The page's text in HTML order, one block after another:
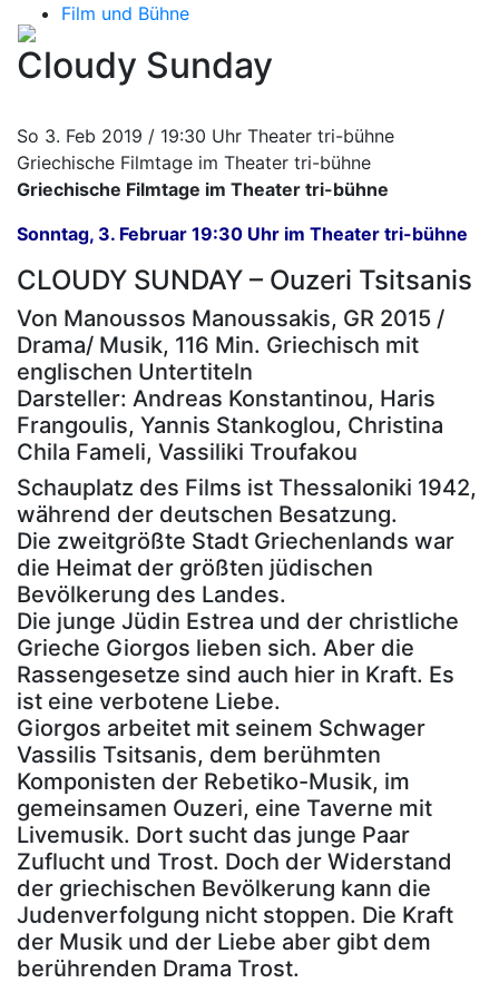
Film und Bühne
Cloudy Sunday
So 3. Feb 2019 / 19:30 Uhr Theater tri-bühne
Griechische Filmtage im Theater tri-bühne
Griechische Filmtage im Theater tri-bühne
Sonntag, 3. Februar 19:30 Uhr im Theater tri-bühne
CLOUDY SUNDAY – Ouzeri Tsitsanis
Von Manoussos Manoussakis, GR 2015 /
Drama/ Musik, 116 Min. Griechisch mit
englischen Untertiteln
Darsteller: Andreas Konstantinou, Haris
Frangoulis, Yannis Stankoglou, Christina
Chila Fameli, Vassiliki Troufakou
Schauplatz des Films ist Thessaloniki 1942,
während der deutschen Besatzung.
Die zweitgrößte Stadt Griechenlands war
die Heimat der größten jüdischen
Bevölkerung des Landes.
Die junge Jüdin Estrea und der christliche
Grieche Giorgos lieben sich. Aber die
Rassengesetze sind auch hier in Kraft. Es
ist eine verbotene Liebe.
Giorgos arbeitet mit seinem Schwager
Vassilis Tsitsanis, dem berühmten
Komponisten der Rebetiko-Musik, im
gemeinsamen Ouzeri, eine Taverne mit
Livemusik. Dort sucht das junge Paar
Zuflucht und Trost. Doch der Widerstand
der griechischen Bevölkerung kann die
Judenverfolgung nicht stoppen. Die Kraft
der Musik und der Liebe aber gibt dem
berührenden Drama Trost.